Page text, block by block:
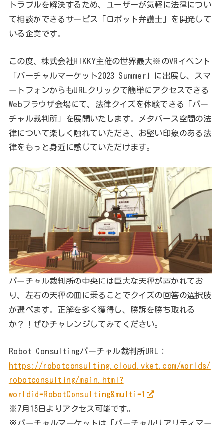
トラブルを解決するため、ユーザーが気軽に法律につい
て相談ができるサービス「ロボット弁護士」を開発して
いる企業です。
この度、株式会社HIKKY主催の世界最大※のVRイベント
「バーチャルマーケット2023 Summer」に出展し、スマ
ートフォンからもURLクリックで簡単にアクセスできる
Webブラウザ会場にて、法律クイズを体験できる「バー
チャル裁判所」を展開いたします。メタバース空間の法
律について楽しく触れていただき、お堅い印象のある法
律をもっと身近に感じていただけます。
バーチャル裁判所の中央には巨大な天秤が置かれてお
り、左右の天秤の皿に乗ることでクイズの回答の選択肢
が選べます。正解を多く獲得し、勝訴を勝ち取れる
か？！ぜひチャレンジしてみてください。
Robot Consultingバーチャル裁判所URL：
https://robotconsulting.cloud.vket.com/worlds/
robotconsulting/main.html?
worldid=RobotConsulting&multi=1
※7月15日よりアクセス可能です。
※バーチャルマーケットは「バーチャルリアリティマー